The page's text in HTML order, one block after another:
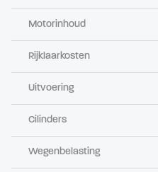
Motorinhoud
Rijklaarkosten
Uitvoering
Cilinders
Wegenbelasting